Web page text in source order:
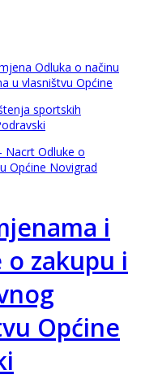
Odluka o načinu
u vlasništvu Općine
sportskih
Nacrt Odluke o
Općine Novigrad
i
zakupu i
Općine